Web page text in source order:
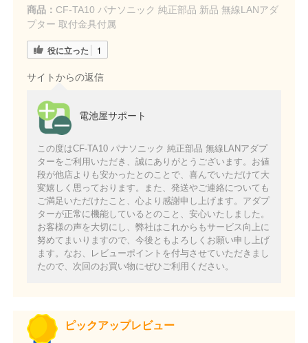
商品： CF-TA10 パナソニック 純正部品 新品 無線LANアダ
プター 取付金具付属
役に立った 1
サイトからの返信
電池屋サポート
この度はCF-TA10 パナソニック 純正部品 無線LANアダプ
ターをご利用いただき、誠にありがとうございます。お値
段が他店よりも安かったとのことで、喜んでいただけて大
変嬉しく思っております。また、発送やご連絡についても
ご満足いただけたこと、心より感謝申し上げます。アダプ
ターが正常に機能しているとのこと、安心いたしました。
お客様の声を大切にし、弊社はこれからもサービス向上に
努めてまいりますので、今後ともよろしくお願い申し上げ
ます。なお、レビューポイントを付与させていただきまし
たので、次回のお買い物にぜひご利用ください。
ピックアップレビュー